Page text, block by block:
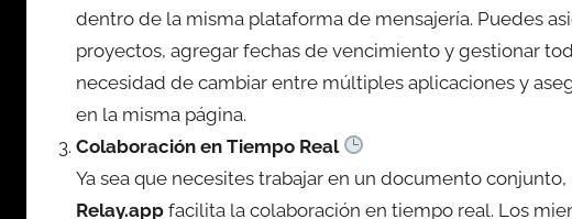
dentro de la misma plataforma de mensajería. Puedes
proyectos, agregar fechas de vencimiento y gestionar
necesidad de cambiar entre múltiples aplicaciones y
en la misma página.
Colaboración en Tiempo Real
Ya sea que necesites trabajar en un documento
Relay.app facilita la colaboración en tiempo real. Los